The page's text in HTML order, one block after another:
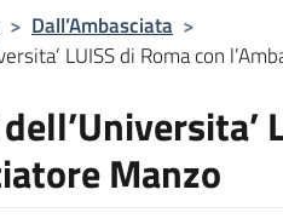
> Dall’Ambasciata >
LUISS di Roma con
Manzo